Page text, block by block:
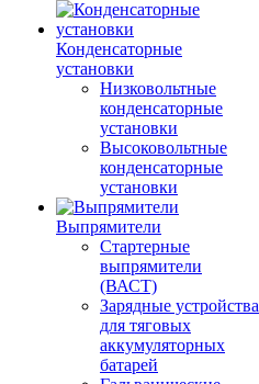
Конденсаторные
установки
Низковольтные
конденсаторные
установки
Высоковольтные
конденсаторные
установки
Выпрямители
Стартерные
выпрямители
(ВАСТ)
Зарядные устройства
для тяговых
аккумуляторных
батарей